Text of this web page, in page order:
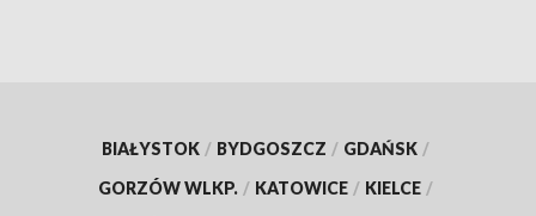
BIAŁYSTOK / BYDGOSZCZ / GDAŃSK /
GORZÓW WLKP. / KATOWICE / KIELCE /